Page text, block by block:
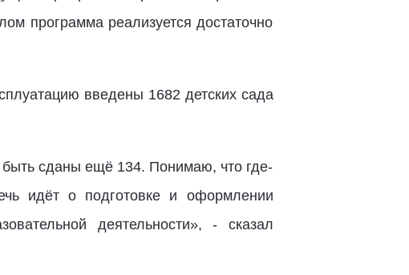
программа реализуется достаточно
введены 1682 детских сада
сданы ещё 134. Понимаю, что где-
идёт о подготовке и оформлении
деятельности», - сказал